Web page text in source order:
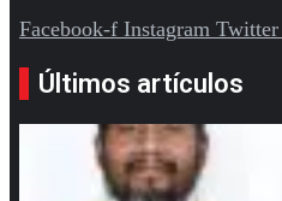
Facebook-f Instagram Twitter
Últimos artículos